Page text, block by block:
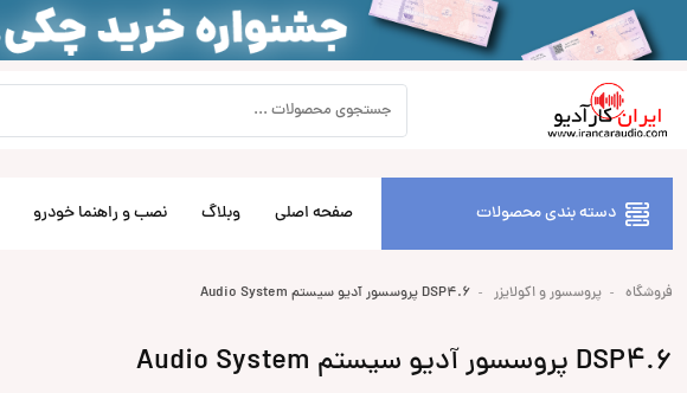
دسته بندی محصولات صفحه اصلی وبلاگ نصب و راهنما خودرو
فروشگاه پروسسور و اکولایزر DSP4.6 پروسسور آدیو سیستم Audio System
DSP4.6 پروسسور آدیو سیستم Audio System